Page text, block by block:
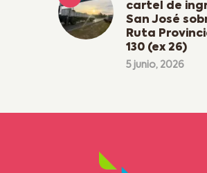
cartel de
San José
Ruta
130 (ex 26)
5 junio, 2026